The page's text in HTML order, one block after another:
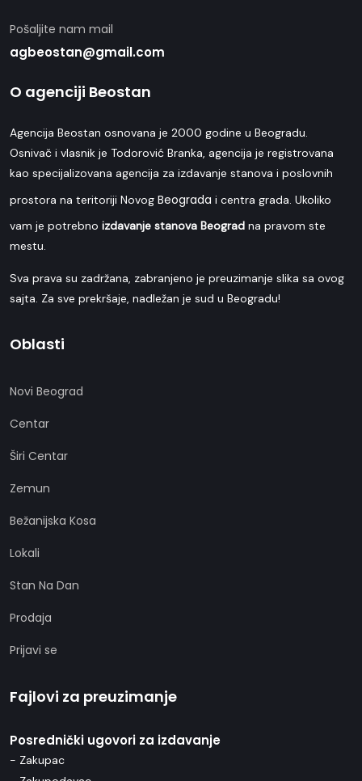
Pošaljite nam mail
agbeostan@gmail.com
O agenciji Beostan
Agencija Beostan osnovana je 2000 godine u Beogradu.
Osnivač i vlasnik je Todorović Branka, agencija je registrovana
kao specijalizovana agencija za izdavanje stanova i poslovnih
prostora na teritoriji Novog Beograda i centra grada. Ukoliko
vam je potrebno izdavanje stanova Beograd na pravom ste
mestu.
Sva prava su zadržana, zabranjeno je preuzimanje slika sa ovog
sajta. Za sve prekršaje, nadležan je sud u Beogradu!
Oblasti
Novi Beograd
Centar
Širi Centar
Zemun
Bežanijska Kosa
Lokali
Stan Na Dan
Prodaja
Prijavi se
Fajlovi za preuzimanje
Posrednički ugovori za izdavanje
- Zakupac